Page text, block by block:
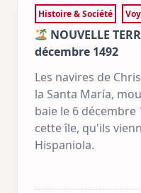
Histoire & Société
NOUVELLE
décembre 1492
Les navires de
la Santa María,
baie le 6
cette île, qu'ils
Hispaniola.